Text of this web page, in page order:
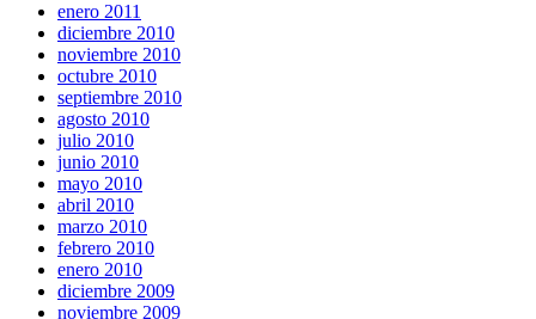
enero 2011
diciembre 2010
noviembre 2010
octubre 2010
septiembre 2010
agosto 2010
julio 2010
junio 2010
mayo 2010
abril 2010
marzo 2010
febrero 2010
enero 2010
diciembre 2009
noviembre 2009